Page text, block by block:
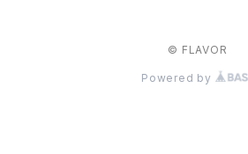
© FLAVOR
Powered by